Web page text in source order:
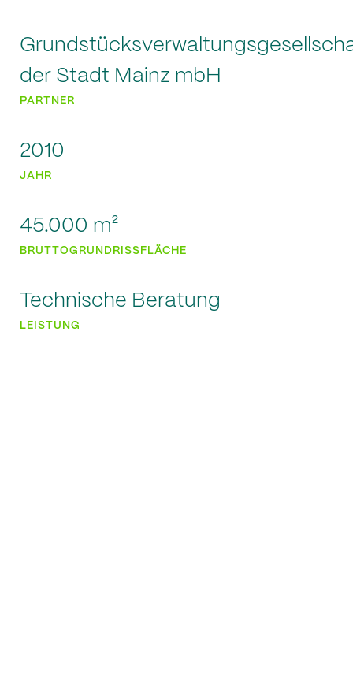
der Stadt Mainz mbH
PARTNER
2010
JAHR
45.000 m²
BRUTTOGRUNDRISSFLÄCHE
Technische Beratung
LEISTUNG
Kontakt
Team
Wir
Impressum Datenschutz Cookie-Einstellungen